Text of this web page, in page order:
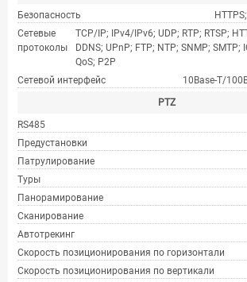
Безопасность
Сетевые
протоколы
TCP/IP; IPv4/IPv6; UDP; RTP; RTSP;
DDNS; UPnP; FTP; NTP; SNMP; SMTP;
QoS; P2P
Сетевой интерфейс
10Base-T/
PTZ
RS485
Предустановки
Патрулирование
Туры
Панорамирование
Сканирование
Автотрекинг
Скорость позиционирования по горизонтали
Скорость позиционирования по вертикали